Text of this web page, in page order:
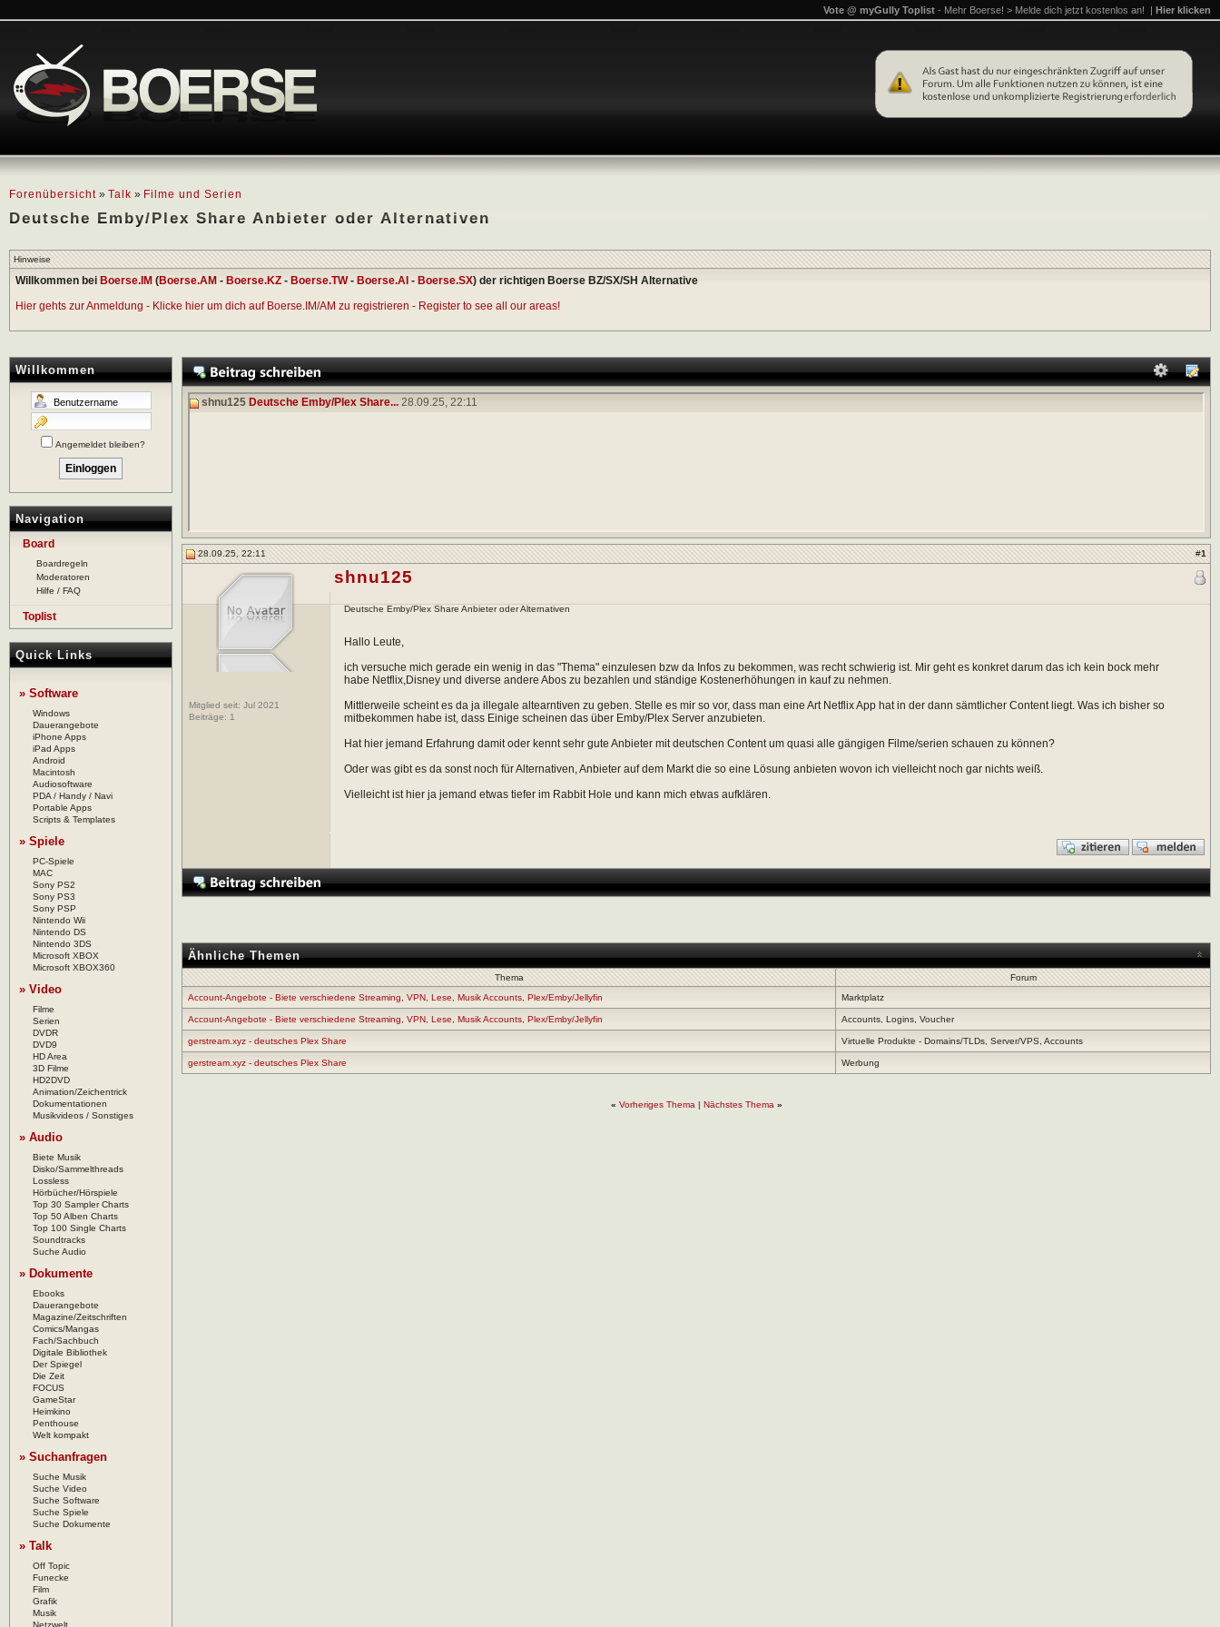
Forenübersicht » Talk » Filme und Serien
Deutsche Emby/Plex Share Anbieter oder Alternativen
Vote @ myGully Toplist - Mehr Boerse! > Melde dich jetzt kostenlos an! | Hier klicken
Hinweise
Willkommen bei Boerse.IM (Boerse.AM - Boerse.KZ - Boerse.TW- Boerse.AI - Boerse.SX) der richtigen Boerse BZ/SX/SH Alternative
Hier gehts zur Anmeldung - Klicke hier um dich auf Boerse.IM/AM zu registrieren - Register to see all our areas!
Willkommen
Angemeldet bleiben?
Navigation
Board
Boardregeln
Moderatoren
Hilfe / FAQ
Toplist
Quick Links
» Software
Windows
Dauerangebote
iPhone Apps
iPad Apps
Android
Macintosh
Audiosoftware
PDA / Handy / Navi
Portable Apps
Scripts & Templates
» Spiele
PC-Spiele
MAC
Sony PS2
Sony PS3
Sony PSP
Nintendo Wii
Nintendo DS
Nintendo 3DS
Microsoft XBOX
Microsoft XBOX360
» Video
Filme
Serien
DVDR
DVD9
HD Area
3D Filme
HD2DVD
Animation/Zeichentrick
Dokumentationen
Musikvideos / Sonstiges
» Audio
Biete Musik
Disko/Sammelthreads
Lossless
Hörbücher/Hörspiele
Top 30 Sampler Charts
Top 50 Alben Charts
Top 100 Single Charts
Soundtracks
Suche Audio
» Dokumente
Ebooks
Dauerangebote
Magazine/Zeitschriften
Comics/Mangas
Fach/Sachbuch
Digitale Bibliothek
Der Spiegel
Die Zeit
FOCUS
GameStar
Heimkino
Penthouse
Welt kompakt
» Suchanfragen
Suche Musik
Suche Video
Suche Software
Suche Spiele
Suche Dokumente
» Talk
Off Topic
Funecke
Film
Grafik
Musik
shnu125 Deutsche Emby/Plex Share... 28.09.25, 22:11
28.09.25, 22:11 #1
Mitglied seit: Jul 2021
Beiträge: 1
shnu125
Deutsche Emby/Plex Share Anbieter oder Alternativen
Hallo Leute,
ich versuche mich gerade ein wenig in das "Thema" einzulesen bzw da Infos zu bekommen, was recht schwierig ist. Mir geht es konkret darum das ich kein bock mehr
habe Netflix,Disney und diverse andere Abos zu bezahlen und ständige Kostenerhöhungen in kauf zu nehmen.
Mittlerweile scheint es da ja illegale altearntiven zu geben. Stelle es mir so vor, dass man eine Art Netflix App hat in der dann sämtlicher Content liegt. Was ich bisher so
mitbekommen habe ist, dass Einige scheinen das über Emby/Plex Server anzubieten.
Hat hier jemand Erfahrung damit oder kennt sehr gute Anbieter mit deutschen Content um quasi alle gängigen Filme/serien schauen zu können?
Oder was gibt es da sonst noch für Alternativen, Anbieter auf dem Markt die so eine Lösung anbieten wovon ich vielleicht noch gar nichts weiß.
Vielleicht ist hier ja jemand etwas tiefer im Rabbit Hole und kann mich etwas aufklären.
Ähnliche Themen
Thema
Forum
Account-Angebote - Biete verschiedene Streaming, VPN, Lese, Musik Accounts, Plex/Emby/Jellyfin
Marktplatz
Account-Angebote - Biete verschiedene Streaming, VPN, Lese, Musik Accounts, Plex/Emby/Jellyfin Accounts, Logins, Voucher
gerstream.xyz - deutsches Plex Share Virtuelle Produkte - Domains/TLDs, Server/VPS, Accounts
gerstream.xyz - deutsches Plex Share Werbung
« Vorheriges Thema| Nächstes Thema »